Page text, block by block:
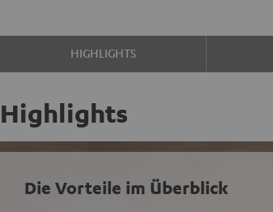
HIGHLIGHTS
Highlights
Die Vorteile im Überblick